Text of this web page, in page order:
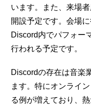
います。また、来場
開設予定です。会場
Discord内でパフォー
行われる予定です。
Discordの存在は音楽
ます。特にオンライ
る例が増えており、